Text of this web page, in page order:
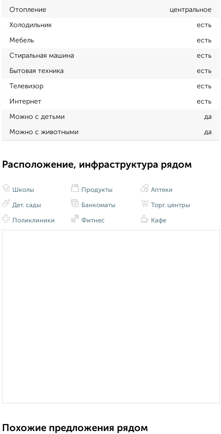
Отопление центральное
Холодильник есть
Мебель есть
Стиральная машина есть
Бытовая техника есть
Телевизор есть
Интернет есть
Можно с детьми да
Можно с животными да
Расположение, инфраструктура рядом
Школы
Дет. сады
Поликлиники
Продукты
Банкоматы
Фитнес
Аптеки
Торг. центры
Кафе
Похожие предложения рядом